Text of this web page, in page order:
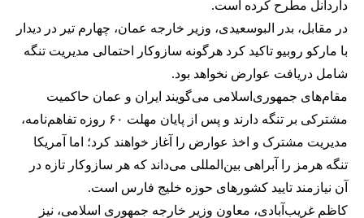
داردانل مطرح کرده است.
در مقابل، بدر البوسعیدی، وزیر خارجه عمان، چهارم تیر در دیدار
با مارکو روبیو تاکید کرد هرگونه سازوکار احتمالی مدیریت تنگه
شامل دریافت عوارض نخواهد بود.
مقام‌های جمهوری‌اسلامی می‌گویند ایران و عمان حاکمیت
مشترکی بر تنگه دارند و پس از پایان مهلت ۶۰ روزه تفاهم‌نامه،
مدیریت مشترک و اخذ عوارض را آغاز خواهند کرد؛ اما آمریکا
تنگه هرمز را آبراهی بین‌المللی می‌داند که هر سازوکار تازه در
آن نیازمند تایید کشورهای حوزه خلیج فارس است.
کاظم غریب‌آبادی، معاون وزیر خارجه جمهوری اسلامی، نیز